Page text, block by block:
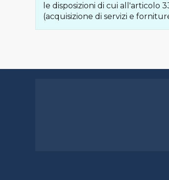
le disposizioni di cui all'articolo
(acquisizione di servizi e